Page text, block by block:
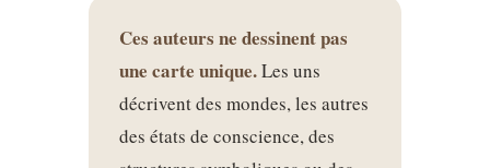
Ces auteurs ne dessinent pas
une carte unique.Les uns
décrivent des mondes, les autres
des états de conscience, des